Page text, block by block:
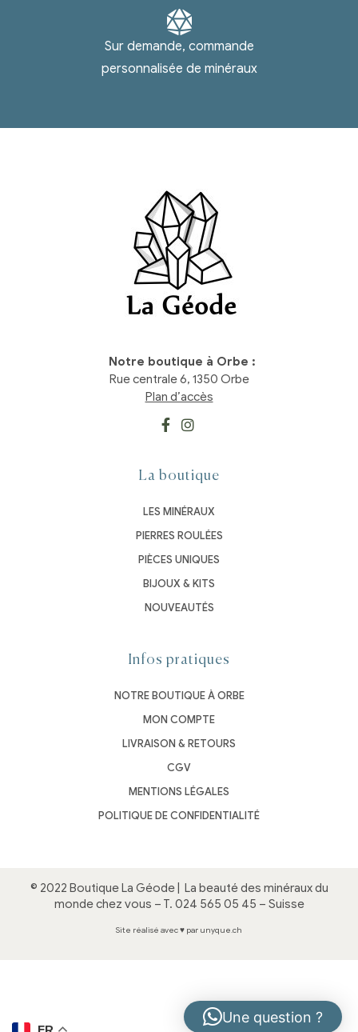
Sur demande, commande
personnalisée de minéraux
La boutique
LES MINÉRAUX
PIERRES ROULÉES
PIÈCES UNIQUES
BIJOUX & KITS
NOUVEAUTÉS
Notre boutique à Orbe :
Rue centrale 6, 1350 Orbe
Plan d’accès
Infos pratiques
NOTRE BOUTIQUE À ORBE
MON COMPTE
LIVRAISON & RETOURS
CGV
MENTIONS LÉGALES
POLITIQUE DE CONFIDENTIALITÉ
© 2022 Boutique La Géode | La beauté des minéraux du
monde chez vous – T. 024 565 05 45 – Suisse
Site réalisé avec ♥ par unyque.ch
Une question ?